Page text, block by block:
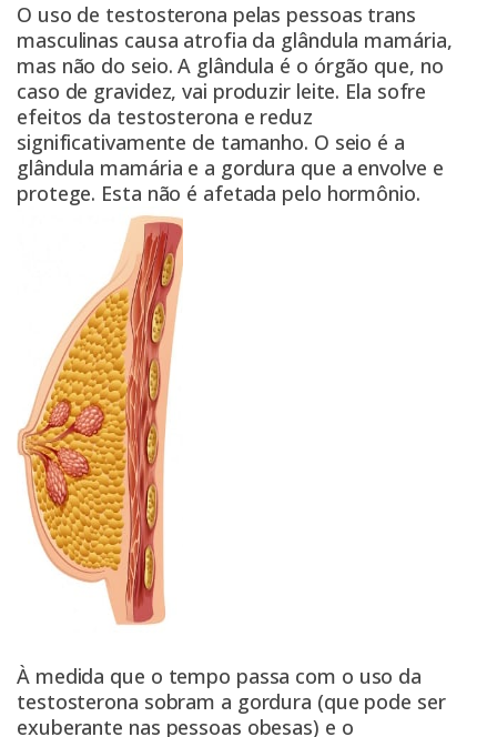
O uso de testosterona pelas pessoas trans
masculinas causa atrofia da glândula mamária,
mas não do seio. A glândula é o órgão que, no
caso de gravidez, vai produzir leite. Ela sofre
efeitos da testosterona e reduz
significativamente de tamanho. O seio é a
glândula mamária e a gordura que a envolve e
protege. Esta não é afetada pelo hormônio.
À medida que o tempo passa com o uso da
testosterona sobram a gordura (que pode ser
exuberante nas pessoas obesas) e o